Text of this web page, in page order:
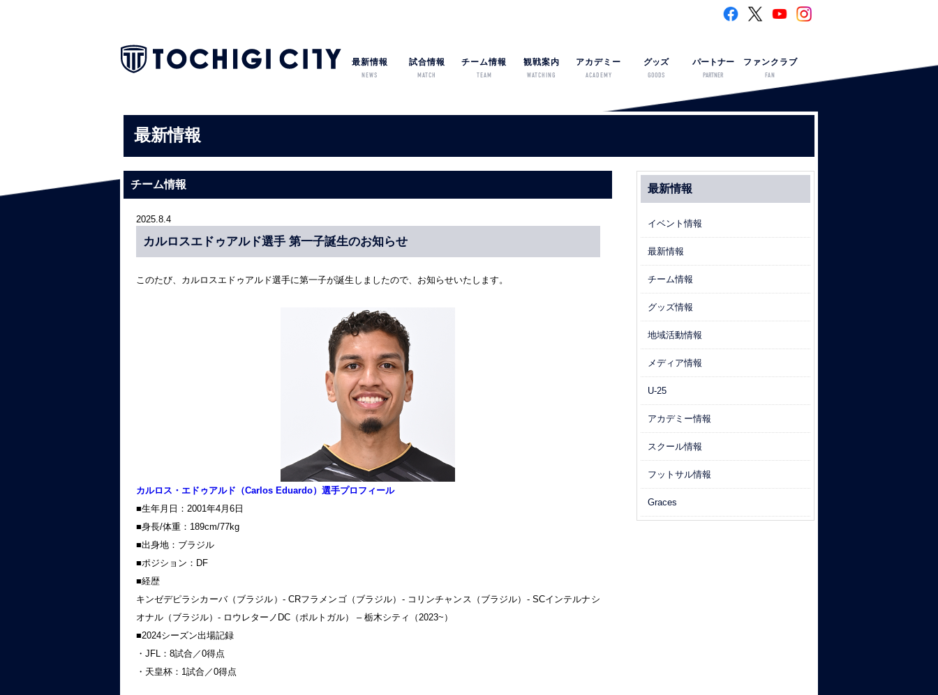
最新情報
NEWS
試合情報
MATCH
チーム情報
TEAM
観戦案内
WATCHING
アカデミー
ACADEMY
グッズ
GOODS
パートナー
PARTNER
ファンクラブ
FAN
最新情報
チーム情報
2025.8.4
カルロスエドゥアルド選手 第一子誕生のお知らせ
このたび、カルロスエドゥアルド選手に第一子が誕生しましたので、お知らせいたします。
カルロス・エドゥアルド（Carlos Eduardo）選手プロフィール
■生年月日：2001年4月6日
■身長/体重：189cm/77kg
■出身地：ブラジル
■ポジション：DF
■経歴
キンゼデピラシカーバ（ブラジル）- CRフラメンゴ（ブラジル）- コリンチャンス（ブラジル）- SCインテルナシ
オナル（ブラジル）- ロウレターノDC（ポルトガル） – 栃木シティ（2023~）
■2024シーズン出場記録
・JFL：8試合／0得点
・天皇杯：1試合／0得点
最新情報
イベント情報
最新情報
チーム情報
グッズ情報
地域活動情報
メディア情報
U-25
アカデミー情報
スクール情報
フットサル情報
Graces